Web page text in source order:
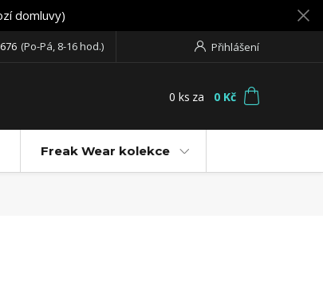
domluvy)
Přihlášení
(Po-Pá, 8-16 hod.)
0 ks za 0 Kč
Freak Wear kolekce